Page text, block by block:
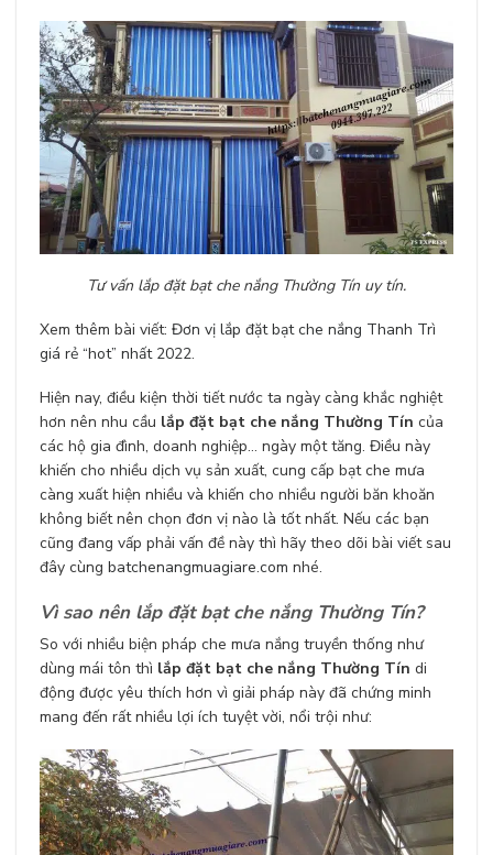
Tư vấn lắp đặt bạt che nắng Thường Tín uy tín.
Xem thêm bài viết: Đơn vị lắp đặt bạt che nắng Thanh Trì
giá rẻ “hot” nhất 2022.
Hiện nay, điều kiện thời tiết nước ta ngày càng khắc nghiệt
hơn nên nhu cầu lắp đặt bạt che nắng Thường Tín của
các hộ gia đình, doanh nghiệp… ngày một tăng. Điều này
khiến cho nhiều dịch vụ sản xuất, cung cấp bạt che mưa
càng xuất hiện nhiều và khiến cho nhiều người băn khoăn
không biết nên chọn đơn vị nào là tốt nhất. Nếu các bạn
cũng đang vấp phải vấn đề này thì hãy theo dõi bài viết sau
đây cùng batchenangmuagiare.com nhé.
Vì sao nên lắp đặt bạt che nắng Thường Tín?
So với nhiều biện pháp che mưa nắng truyền thống như
dùng mái tôn thì lắp đặt bạt che nắng Thường Tín di
động được yêu thích hơn vì giải pháp này đã chứng minh
mang đến rất nhiều lợi ích tuyệt vời, nổi trội như: